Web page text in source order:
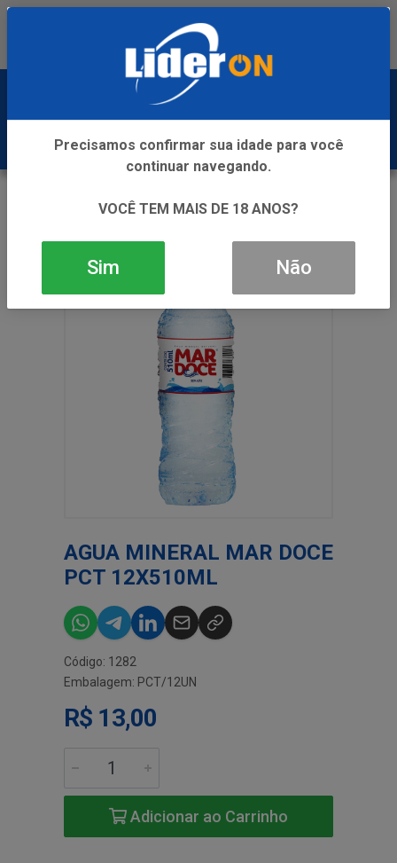
AGUA
AGUA MINERAL MAR DOCE
PCT 12X510ML
Código: 1282
Embalagem: PCT/12UN
R$ 13,00
Adicionar ao Carrinho
Precisamos confirmar sua idade para você
continuar navegando.
VOCÊ TEM MAIS DE 18 ANOS?
Sim Não